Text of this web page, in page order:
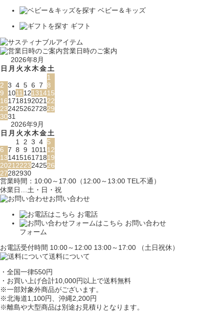
ベビー＆キッズ
ギフト
営業日時のご案内
2026年8月
日 月 火水木金土
1
2 3 4 5 6 7 8
9
101112131415
16171819202122
23242526272829
3031
2026年9月
日 月 火水木金土
1 2 3 4 5
6 7 8 9 101112
13141516171819
20212223242526
27282930
営業時間：10:00～17:00（12:00～13:00 TEL不通）
休業日…土・日・祝
お問い合わせ
お電話
お問い合わせ
フォーム
お電話受付時間 10:00～12:00 13:00～17:00 （土日祝休）
送料について
・全国一律550円
・お買い上げ合計10,000円 以上で送料無料
※一部対象外商品がございます。
※北海道1,100円、沖縄2,200円
※離島や大型商品は別途お見積りとなります。